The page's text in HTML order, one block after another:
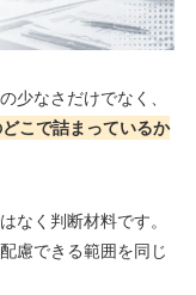
少なさだけでなく、
こで詰まっているか
なく判断材料です。
慮できる範囲を同じ